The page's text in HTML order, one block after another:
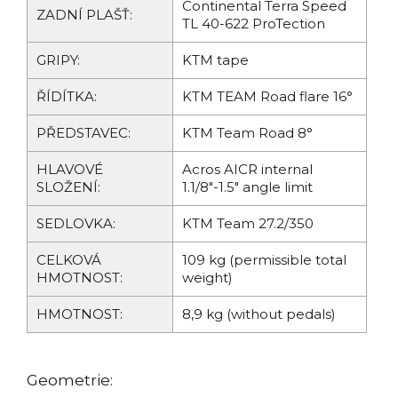
ZADNÍ PLAŠŤ:
Continental Terra Speed
TL 40-622 ProTection
GRIPY: KTM tape
ŘÍDÍTKA: KTM TEAM Road flare 16°
PŘEDSTAVEC: KTM Team Road 8°
HLAVOVÉ
SLOŽENÍ:
Acros AICR internal
1.1/8"-1.5" angle limit
SEDLOVKA: KTM Team 27.2/350
CELKOVÁ
HMOTNOST:
109 kg (permissible total
weight)
HMOTNOST: 8,9 kg (without pedals)
Geometrie: